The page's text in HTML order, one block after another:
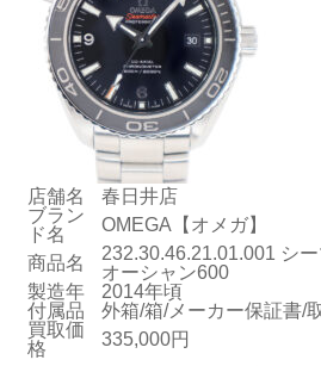
店舗名
春日井店
ブラン
ド名
OMEGA【オメガ】
商品名
232.30.46.21.01.001 シ
オーシャン600
製造年
2014年頃
付属品
外箱/箱/メーカー保証書/
買取価
格
335,000円